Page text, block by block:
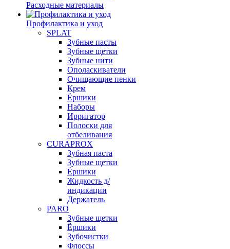
Расходные материалы
Профилактика и уход
SPLAT
Зубные пасты
Зубные щетки
Зубные нити
Ополаскиватели
Очищающие пенки
Крем
Ёршики
Наборы
Ирригатор
Полоски для
отбеливания
CURAPROX
Зубная паста
Зубные щетки
Ёршики
Жидкость д/
индикации
Держатель
PARO
Зубные щетки
Ёршики
Зубочистки
Флоссы